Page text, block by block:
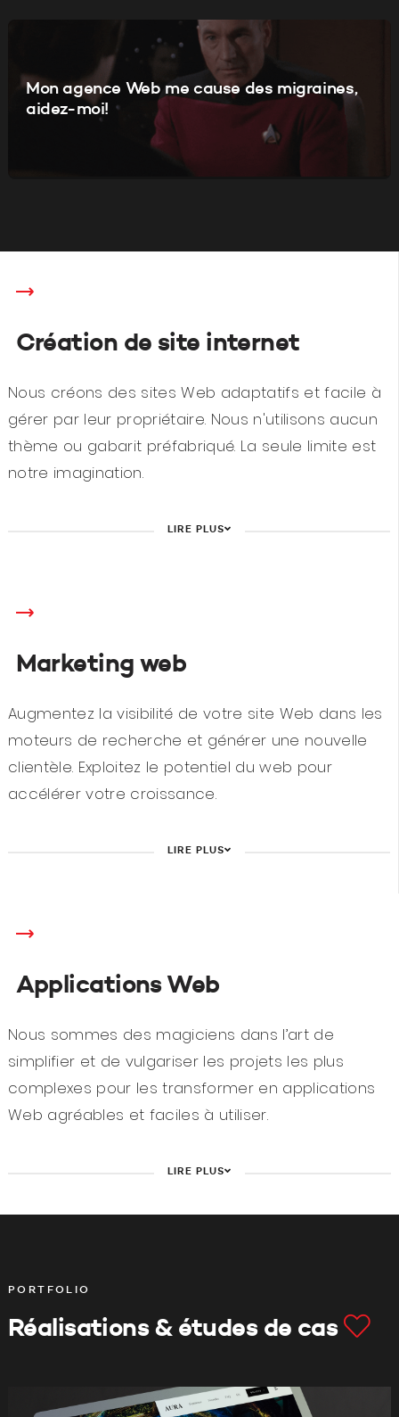
Mon agence Web me cause des migraines,
aidez-moi!
Création de site internet
Nous créons des sites Web adaptatifs et facile à
gérer par leur propriétaire. Nous n'utilisons aucun
thème ou gabarit préfabriqué. La seule limite est
notre imagination.
LIRE PLUS
Marketing web
Augmentez la visibilité de votre site Web dans les
moteurs de recherche et générer une nouvelle
clientèle. Exploitez le potentiel du web pour
accélérer votre croissance.
LIRE PLUS
Applications Web
Nous sommes des magiciens dans l’art de
simplifier et de vulgariser les projets les plus
complexes pour les transformer en applications
Web agréables et faciles à utiliser.
LIRE PLUS
PORTFOLIO
Réalisations & études de cas